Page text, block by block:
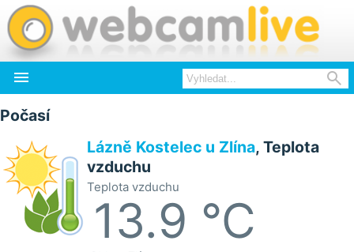
 
Počasí
Lázně Kostelec u Zlína, Teplota
vzduchu
Teplota vzduchu
13.9 °C